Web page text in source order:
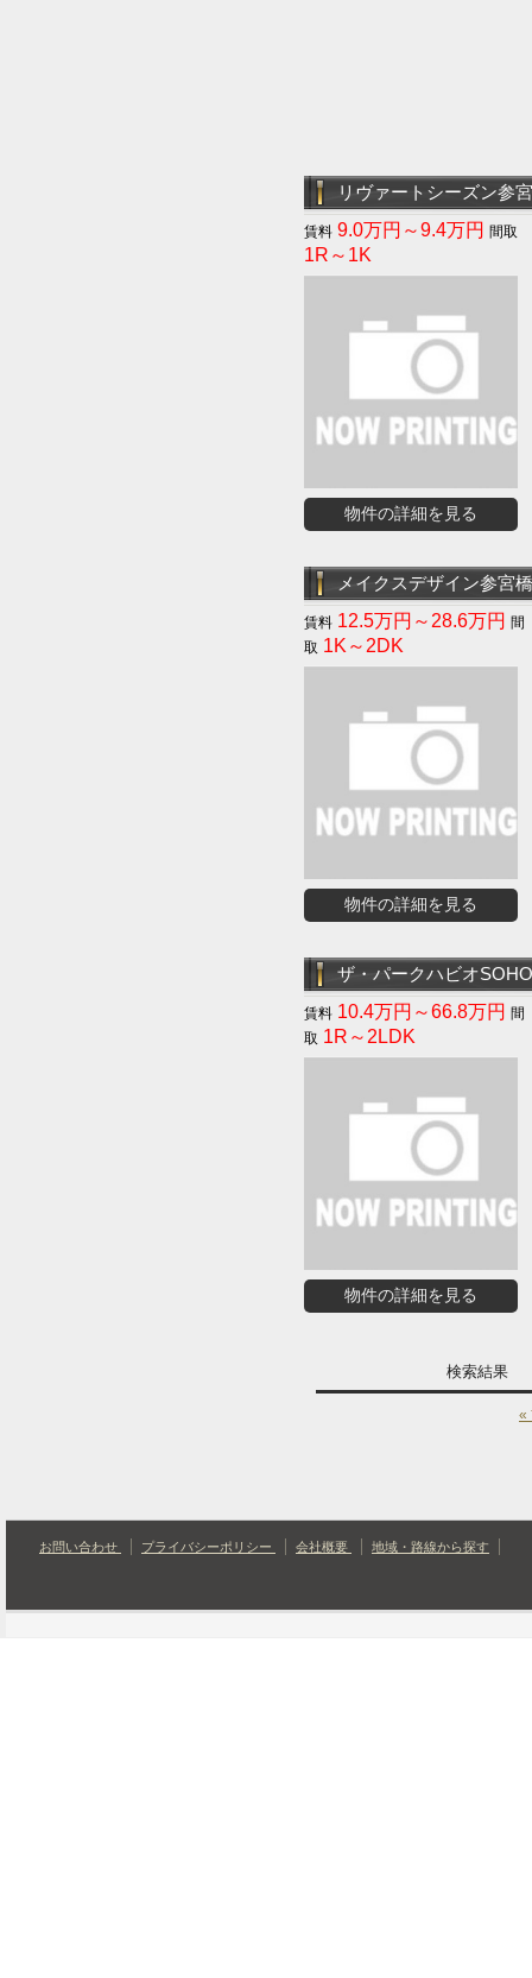
リヴァートシーズン参
9.0万円～9.4万円
1R～1K
物件の詳細を見る
メイクスデザイン参宮橋
12.5万円～28.6万円
1K～2DK
物件の詳細を見る
ザ・パークハビオ
10.4万円～66.8万円
1R～2LDK
物件の詳細を見る
検索結果
«
お問い合わせ プライバシーポリシー 会社概要 地域・路線から探す